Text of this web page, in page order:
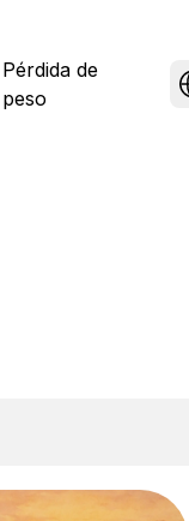
Pérdida de
peso